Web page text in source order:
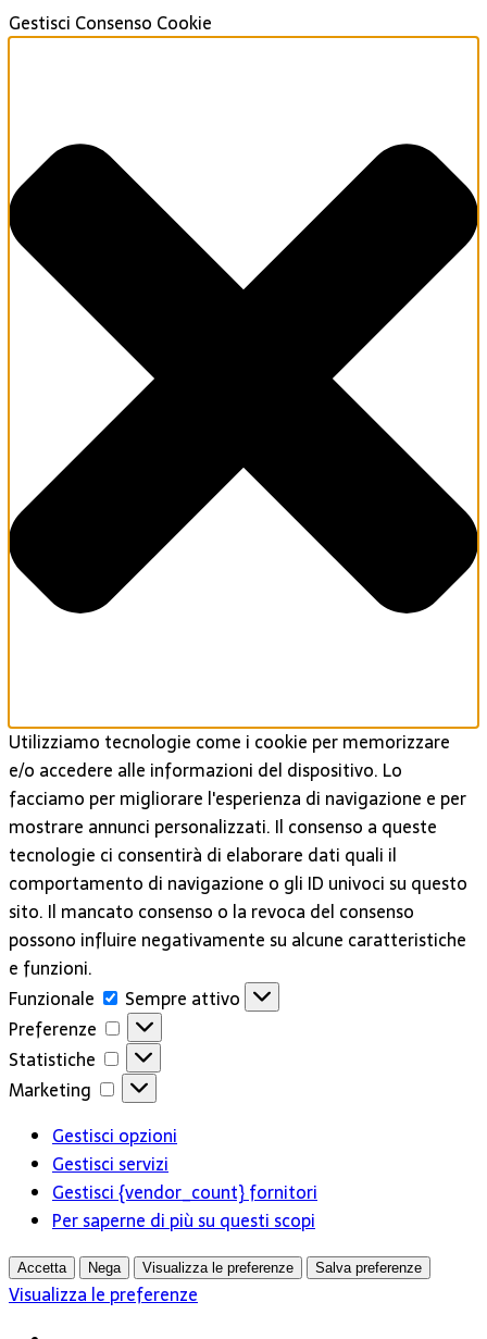
Gestisci Consenso Cookie
Utilizziamo tecnologie come i cookie per memorizzare
e/o accedere alle informazioni del dispositivo. Lo
facciamo per migliorare l'esperienza di navigazione e per
mostrare annunci personalizzati. Il consenso a queste
tecnologie ci consentirà di elaborare dati quali il
comportamento di navigazione o gli ID univoci su questo
sito. Il mancato consenso o la revoca del consenso
possono influire negativamente su alcune caratteristiche
e funzioni.
Funzionale
Funzionale
Sempre attivo
Preferenze
Preferenze
Statistiche
Statistiche
Marketing
Marketing
Gestisci opzioni
Gestisci servizi
Gestisci {vendor_count} fornitori
Per saperne di più su questi scopi
Accetta Nega Visualizza le preferenze Salva preferenze
Visualizza le preferenze